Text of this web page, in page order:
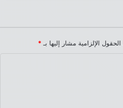
الحقول الإلزامية مشار إليها بـ *